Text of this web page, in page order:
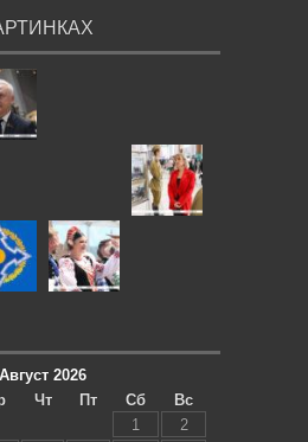
Август 2026
Чт Пт Сб
Вс
1
2